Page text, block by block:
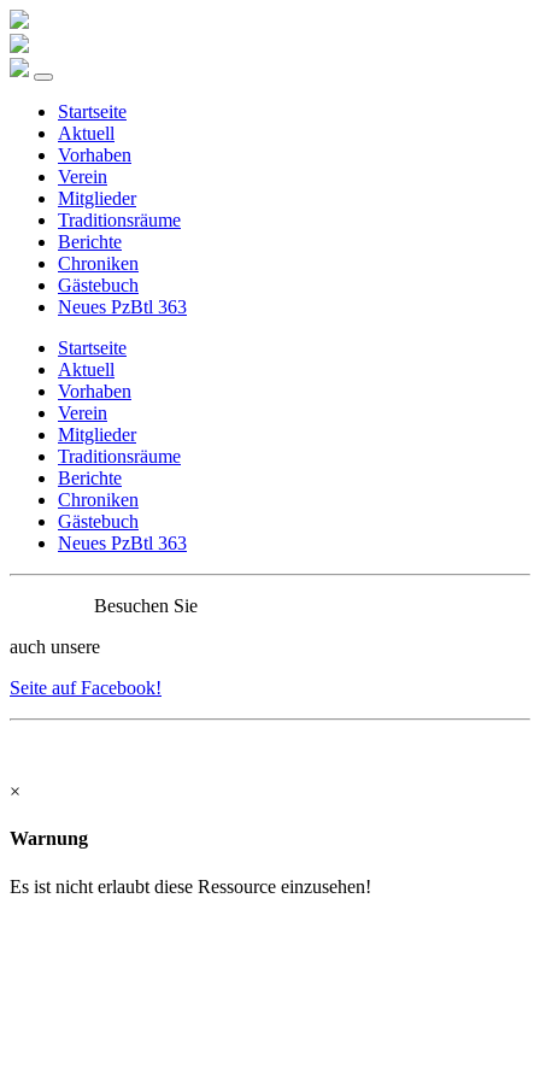
Startseite
Aktuell
Vorhaben
Verein
Mitglieder
Traditionsräume
Berichte
Chroniken
Gästebuch
Neues PzBtl 363
Startseite
Aktuell
Vorhaben
Verein
Mitglieder
Traditionsräume
Berichte
Chroniken
Gästebuch
Neues PzBtl 363
Besuchen Sie
auch unsere
Seite auf Facebook!
×
Warnung
Es ist nicht erlaubt diese Ressource einzusehen!